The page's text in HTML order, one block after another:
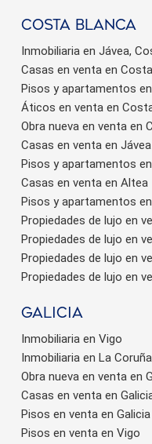
Costa Blanca
Inmobiliaria en Jávea,
Casas en venta en
Pisos y apartamentos
Áticos en venta en
Obra nueva en venta en
Casas en venta en
Pisos y apartamentos
Casas en venta en Altea
Pisos y apartamentos
Propiedades de lujo en
Propiedades de lujo en
Propiedades de lujo en
Propiedades de lujo en
Galicia
Inmobiliaria en Vigo
Inmobiliaria en La Coruña
Obra nueva en venta en
Casas en venta en
Pisos en venta en Galicia
Pisos en venta en Vigo